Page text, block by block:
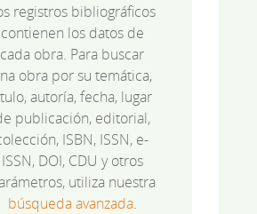
registros bibliográficos
contienen los datos de
cada obra. Para buscar
obra por su temática,
autoría, fecha, lugar
publicación, editorial,
ISBN, ISSN, e-
ISSN, DOI, CDU y otros
utiliza nuestra
búsqueda avanzada.